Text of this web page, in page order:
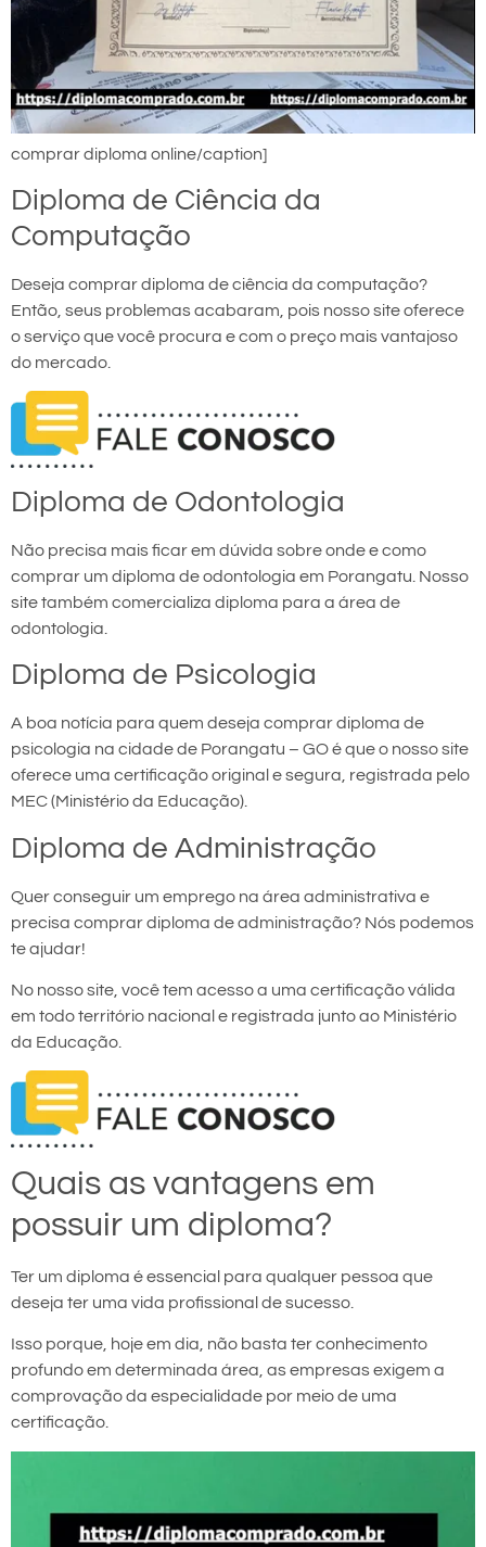
comprar diploma online/caption]
Diploma de Ciência da
Computação
Deseja comprar diploma de ciência da computação?
Então, seus problemas acabaram, pois nosso site oferece
o serviço que você procura e com o preço mais vantajoso
do mercado.
Diploma de Odontologia
Não precisa mais ficar em dúvida sobre onde e como
comprar um diploma de odontologia em Porangatu. Nosso
site também comercializa diploma para a área de
odontologia.
Diploma de Psicologia
A boa notícia para quem deseja comprar diploma de
psicologia na cidade de Porangatu – GO é que o nosso site
oferece uma certificação original e segura, registrada pelo
MEC (Ministério da Educação).
Diploma de Administração
Quer conseguir um emprego na área administrativa e
precisa comprar diploma de administração? Nós podemos
te ajudar!
No nosso site, você tem acesso a uma certificação válida
em todo território nacional e registrada junto ao Ministério
da Educação.
Quais as vantagens em
possuir um diploma?
Ter um diploma é essencial para qualquer pessoa que
deseja ter uma vida profissional de sucesso.
Isso porque, hoje em dia, não basta ter conhecimento
profundo em determinada área, as empresas exigem a
comprovação da especialidade por meio de uma
certificação.